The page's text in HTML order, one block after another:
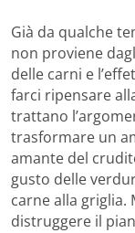
Già da qualche
non proviene
delle carni e
farci ripensare
trattano
trasformare un
amante del
gusto delle
carne alla griglia.
distruggere il